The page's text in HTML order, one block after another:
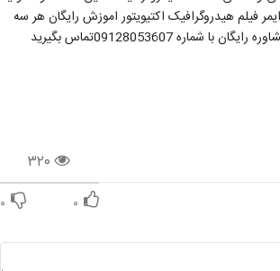
فیلم هیدروگرافیک اکتیویتور اموزش رایگان هر سه
بگیرید
۳۲۰
۰ ۰